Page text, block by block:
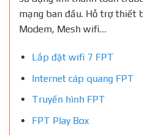
mạng ban đầu. Hỗ trợ thiết
Modem, Mesh wifi…
Lắp đặt wifi 7 FPT
Internet cáp quang FPT
Truyền hình FPT
FPT Play Box